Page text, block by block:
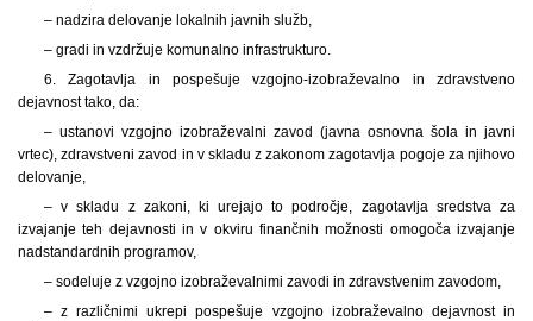
– nadzira delovanje lokalnih javnih služb,
– gradi in vzdržuje komunalno infrastrukturo.
6. Zagotavlja in pospešuje vzgojno-izobraževalno in zdravstveno
dejavnost tako, da:
– ustanovi vzgojno izobraževalni zavod (javna osnovna šola in javni
vrtec), zdravstveni zavod in v skladu z zakonom zagotavlja pogoje za njihovo
delovanje,
– v skladu z zakoni, ki urejajo to področje, zagotavlja sredstva za
izvajanje teh dejavnosti in v okviru finančnih možnosti omogoča izvajanje
nadstandardnih programov,
– sodeluje z vzgojno izobraževalnimi zavodi in zdravstvenim zavodom,
– z različnimi ukrepi pospešuje vzgojno izobraževalno dejavnost in